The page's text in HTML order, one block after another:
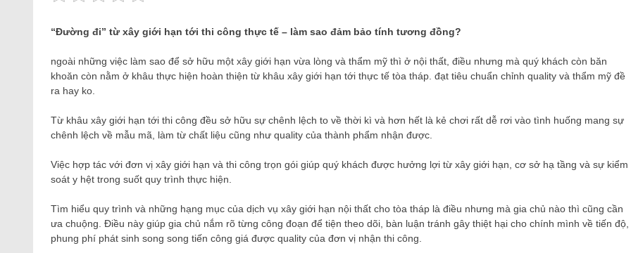
“Đường đi” từ xây giới hạn tới thi công thực tế – làm sao đảm bảo tính tương đồng?
ngoài những việc làm sao để sở hữu một xây giới hạn vừa lòng và thẩm mỹ thì ở nội thất, điều nhưng mà quý khách còn băn
khoăn còn nằm ở khâu thực hiện hoàn thiện từ khâu xây giới hạn tới thực tế tòa tháp. đạt tiêu chuẩn chỉnh quality và thẩm mỹ đề
ra hay ko.
Từ khâu xây giới hạn tới thi công đều sở hữu sự chênh lệch to về thời kì và hơn hết là kẻ chơi rất dễ rơi vào tình huống mang sự
chênh lệch về mẫu mã, làm từ chất liệu cũng như quality của thành phẩm nhận được.
Việc hợp tác với đơn vị xây giới hạn và thi công trọn gói giúp quý khách được hưởng lợi từ xây giới hạn, cơ sở hạ tầng và sự kiểm
soát y hệt trong suốt quy trình thực hiện.
Tìm hiểu quy trình và những hạng mục của dịch vụ xây giới hạn nội thất cho tòa tháp là điều nhưng mà gia chủ nào thì cũng cần
ưa chuộng. Điều này giúp gia chủ nắm rõ từng công đoạn để tiện theo dõi, bàn luận tránh gây thiệt hại cho chính mình về tiến độ,
phung phí phát sinh song song tiến công giá được quality của đơn vị nhận thi công.